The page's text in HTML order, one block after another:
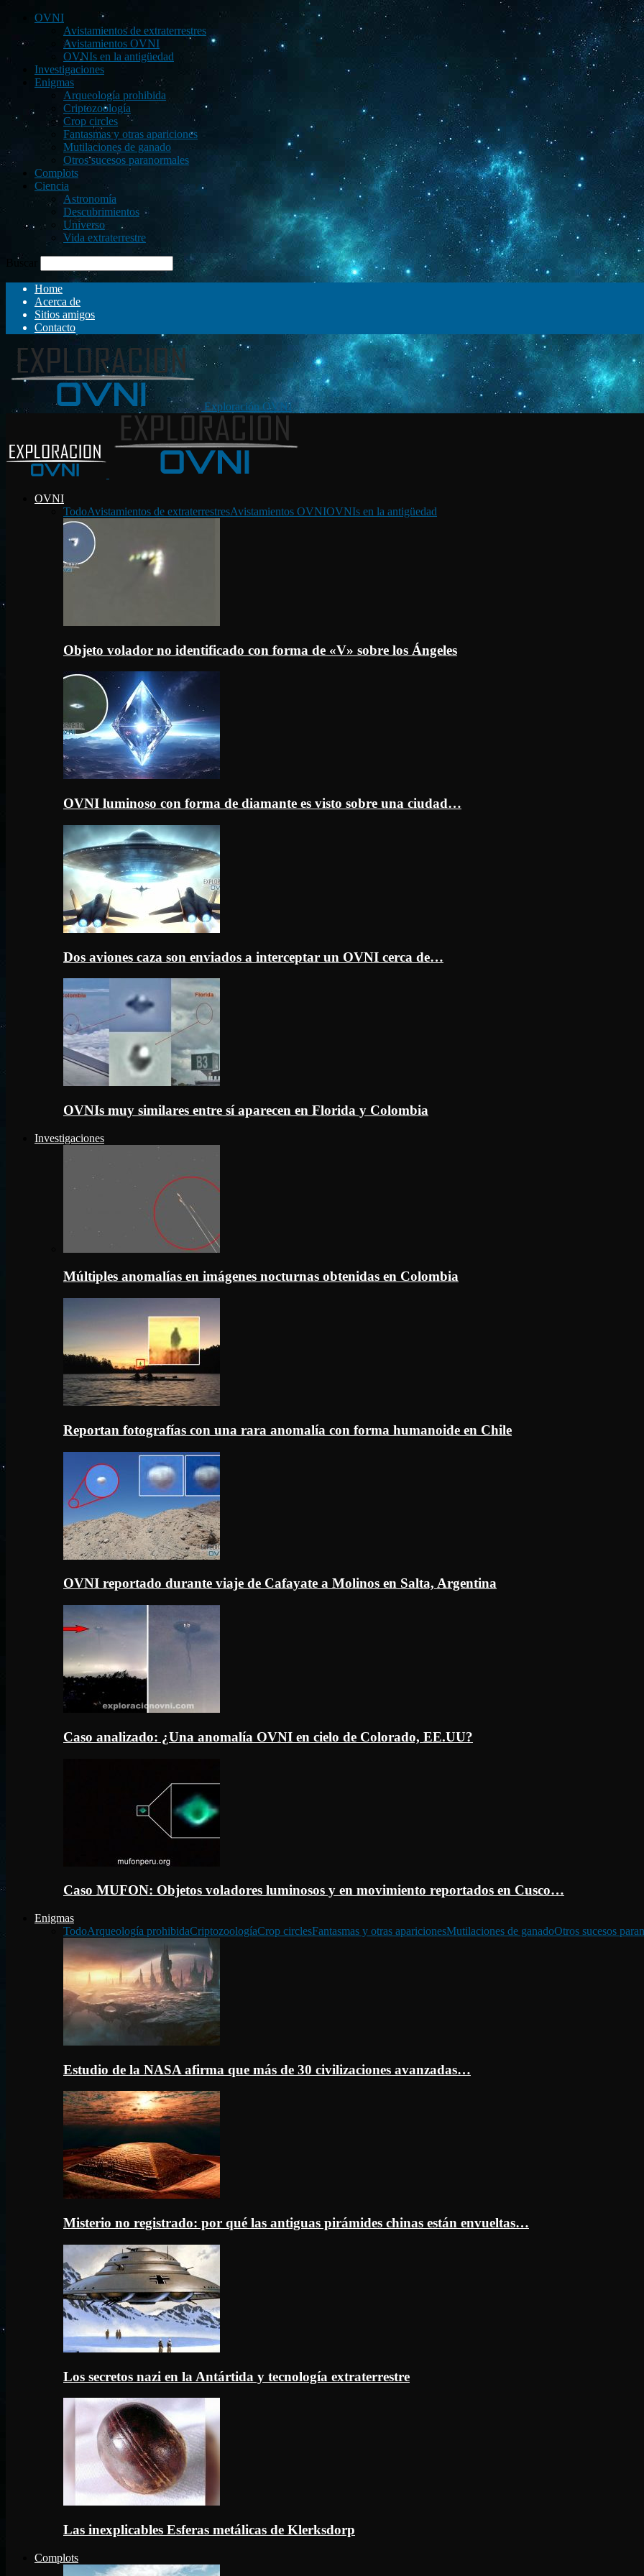
OVNI
Avistamientos de extraterrestres
Avistamientos OVNI
OVNIs en la antigüedad
Investigaciones
Enigmas
Arqueología prohibida
Criptozoología
Crop circles
Fantasmas y otras apariciones
Mutilaciones de ganado
Otros sucesos paranormales
Complots
Ciencia
Astronomía
Descubrimientos
Universo
Vida extraterrestre
Buscar
Home
Acerca de
Sitios amigos
Contacto
Exploración OVNI
OVNI
TodoAvistamientos de extraterrestresAvistamientos OVNIOVNIs en la antigüedad
Objeto volador no identificado con forma de «V» sobre los Ángeles
OVNI luminoso con forma de diamante es visto sobre una ciudad…
Dos aviones caza son enviados a interceptar un OVNI cerca de…
OVNIs muy similares entre sí aparecen en Florida y Colombia
Investigaciones
Múltiples anomalías en imágenes nocturnas obtenidas en Colombia
Reportan fotografías con una rara anomalía con forma humanoide en Chile
OVNI reportado durante viaje de Cafayate a Molinos en Salta, Argentina
Caso analizado: ¿Una anomalía OVNI en cielo de Colorado, EE.UU?
Caso MUFON: Objetos voladores luminosos y en movimiento reportados en Cusco…
Enigmas
TodoArqueología prohibidaCriptozoologíaCrop circlesFantasmas y otras aparicionesMutilaciones de ganadoOtros sucesos
Estudio de la NASA afirma que más de 30 civilizaciones avanzadas…
Misterio no registrado: por qué las antiguas pirámides chinas están envueltas…
Los secretos nazi en la Antártida y tecnología extraterrestre
Las inexplicables Esferas metálicas de Klerksdorp
Complots